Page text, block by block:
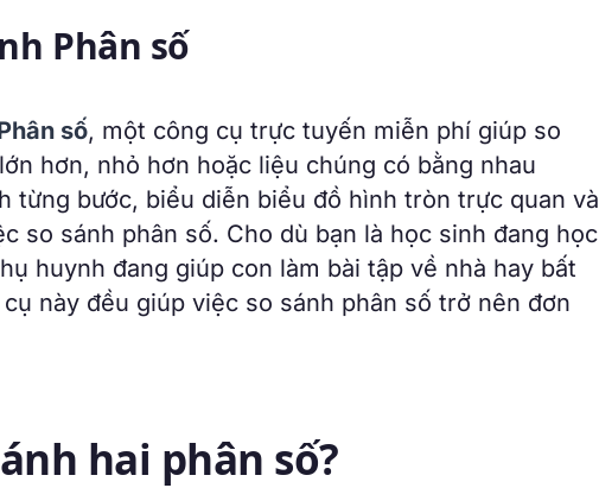
Phân số
số, một công cụ trực tuyến miễn phí giúp so
hơn, nhỏ hơn hoặc liệu chúng có bằng nhau
từng bước, biểu diễn biểu đồ hình tròn trực quan và
so sánh phân số. Cho dù bạn là học sinh đang học
huynh đang giúp con làm bài tập về nhà hay bất
này đều giúp việc so sánh phân số trở nên đơn
hai phân số?